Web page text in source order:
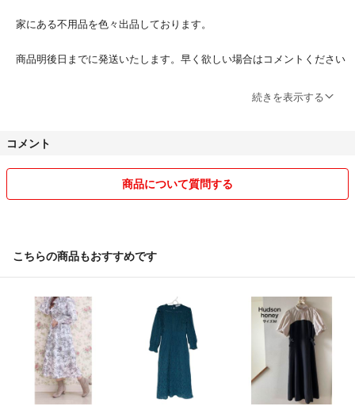
家にある不用品を色々出品しております。
商品明後日までに発送いたします。早く欲しい場合はコメントください
子供のものからさまざまです。
また、同梱できる場合は2点目より150円お値引きさせていただきます
また、梱包材は家にあるリサイクル資材を使います。梱包はしっかりさ
せていただきますが、ビニール袋などになる場合もございますのでご了
続きを表示する
コメント
商品について質問する
こちらの商品もおすすめです